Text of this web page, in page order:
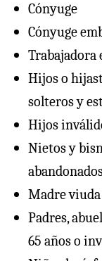
Cónyuge
Cónyuge
Trabajadora
Hijos o
solteros y
Hijos
Nietos y
Madre
Padres,
65 años o